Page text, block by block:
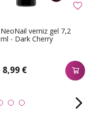
NeoNail verniz gel 7,2
ml - Dark Cherry
8,99 €